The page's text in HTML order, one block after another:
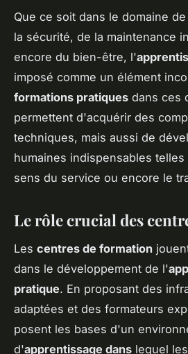
Que ce soit dans le domaine
la sécurité, de la maintenance
encore du bien-être, l'
imposé comme un élément
formations pratiques dans ces
permettent d'acquérir des
techniques, mais aussi de
humaines indispensables
sens du service ou encore le
Le rôle crucial des
Les centres de formation
dans le développement de l'
pratique. En proposant des
adaptées et des formateurs
posent les bases d'un
d'apprentissage dans lequel les